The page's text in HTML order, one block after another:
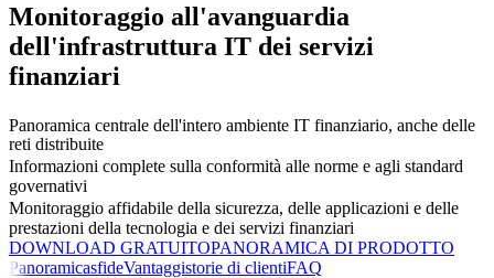
Monitoraggio all'avanguardia
dell'infrastruttura IT dei servizi
finanziari
Panoramica centrale dell'intero ambiente IT finanziario, anche delle
reti distribuite
Informazioni complete sulla conformità alle norme e agli standard
governativi
Monitoraggio affidabile della sicurezza, delle applicazioni e delle
prestazioni della tecnologia e dei servizi finanziari
DOWNLOAD GRATUITOPANORAMICA DI PRODOTTO
PanoramicasfideVantaggistorie di clientiFAQ